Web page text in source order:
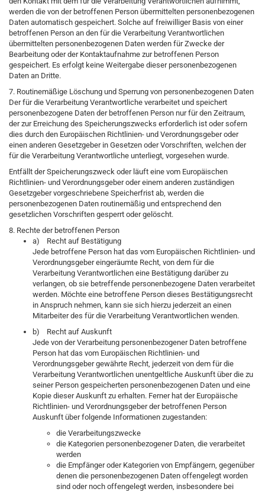
werden die von der betroffenen Person übermittelten personenbezogenen
Daten automatisch gespeichert. Solche auf freiwilliger Basis von einer
betroffenen Person an den für die Verarbeitung Verantwortlichen
übermittelten personenbezogenen Daten werden für Zwecke der
Bearbeitung oder der Kontaktaufnahme zur betroffenen Person
gespeichert. Es erfolgt keine Weitergabe dieser personenbezogenen
Daten an Dritte.
7. Routinemäßige Löschung und Sperrung von personenbezogenen Daten
Der für die Verarbeitung Verantwortliche verarbeitet und speichert
personenbezogene Daten der betroffenen Person nur für den Zeitraum,
der zur Erreichung des Speicherungszwecks erforderlich ist oder sofern
dies durch den Europäischen Richtlinien- und Verordnungsgeber oder
einen anderen Gesetzgeber in Gesetzen oder Vorschriften, welchen der
für die Verarbeitung Verantwortliche unterliegt, vorgesehen wurde.
Entfällt der Speicherungszweck oder läuft eine vom Europäischen
Richtlinien- und Verordnungsgeber oder einem anderen zuständigen
Gesetzgeber vorgeschriebene Speicherfrist ab, werden die
personenbezogenen Daten routinemäßig und entsprechend den
gesetzlichen Vorschriften gesperrt oder gelöscht.
8. Rechte der betroffenen Person
a) Recht auf Bestätigung
Jede betroffene Person hat das vom Europäischen Richtlinien- und
Verordnungsgeber eingeräumte Recht, von dem für die
Verarbeitung Verantwortlichen eine Bestätigung darüber zu
verlangen, ob sie betreffende personenbezogene Daten verarbeitet
werden. Möchte eine betroffene Person dieses Bestätigungsrecht
in Anspruch nehmen, kann sie sich hierzu jederzeit an einen
Mitarbeiter des für die Verarbeitung Verantwortlichen wenden.
b) Recht auf Auskunft
Jede von der Verarbeitung personenbezogener Daten betroffene
Person hat das vom Europäischen Richtlinien- und
Verordnungsgeber gewährte Recht, jederzeit von dem für die
Verarbeitung Verantwortlichen unentgeltliche Auskunft über die zu
seiner Person gespeicherten personenbezogenen Daten und eine
Kopie dieser Auskunft zu erhalten. Ferner hat der Europäische
Richtlinien- und Verordnungsgeber der betroffenen Person
Auskunft über folgende Informationen zugestanden:
die Verarbeitungszwecke
die Kategorien personenbezogener Daten, die verarbeitet
werden
die Empfänger oder Kategorien von Empfängern, gegenüber
denen die personenbezogenen Daten offengelegt worden
sind oder noch offengelegt werden, insbesondere bei